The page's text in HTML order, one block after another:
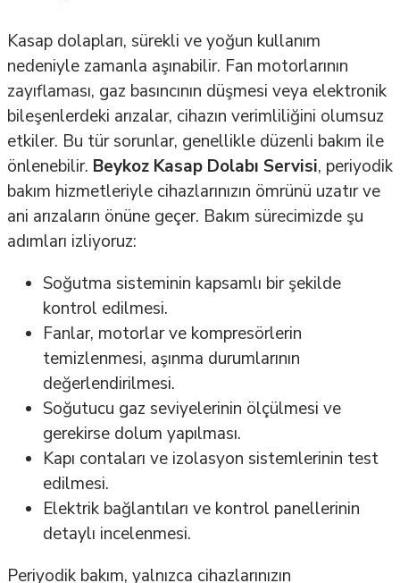
Kasap dolapları, sürekli ve yoğun kullanım
nedeniyle zamanla aşınabilir. Fan motorlarının
zayıflaması, gaz basıncının düşmesi veya elektronik
bileşenlerdeki arızalar, cihazın verimliliğini olumsuz
etkiler. Bu tür sorunlar, genellikle düzenli bakım ile
önlenebilir. Beykoz Kasap Dolabı Servisi, periyodik
bakım hizmetleriyle cihazlarınızın ömrünü uzatır ve
ani arızaların önüne geçer. Bakım sürecimizde şu
adımları izliyoruz:
Soğutma sisteminin kapsamlı bir şekilde
kontrol edilmesi.
Fanlar, motorlar ve kompresörlerin
temizlenmesi, aşınma durumlarının
değerlendirilmesi.
Soğutucu gaz seviyelerinin ölçülmesi ve
gerekirse dolum yapılması.
Kapı contaları ve izolasyon sistemlerinin test
edilmesi.
Elektrik bağlantıları ve kontrol panellerinin
detaylı incelenmesi.
Periyodik bakım, yalnızca cihazlarınızın